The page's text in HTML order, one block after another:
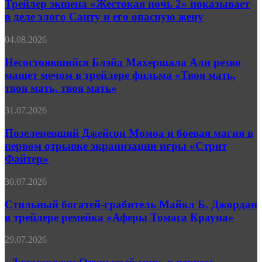
полностью
изменить
правила
игры
ночь 2»
показывает
деле
Санту
и
его
жену
Трейлер экшена «Жестокая ночь 2» показывает
в деле злого Санту и его опасную жену
Несостоявшийся
Махершала
Али
резво
машет
в
фильма
«Твоя
мать,
твоя
твоя
04.08.2026
Несостоявшийся Блэйд Махершала Али резво
машет мечом в трейлере фильма «Твоя мать,
твоя мать, твоя мать»
Позеленевший
Момоа
и
боевая
магия
первом
экранизации
игры
«Стрит
Файтер»
31.07.2026
Позеленевший Джейсон Момоа и боевая магия в
первом отрывке экранизации игры «Стрит
Файтер»
Стильный
грабитель
Майкл
Б.
в
30.07.2026
Стильный богатей-грабитель Майкл Б. Джордан
в трейлере ремейка «Аферы Томаса Крауна»
«Джуманджи:
29.07.2026